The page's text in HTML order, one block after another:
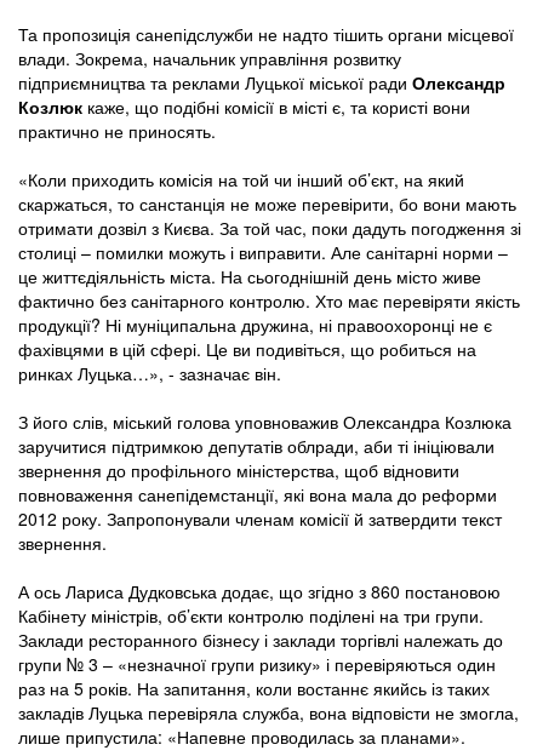
Та пропозиція санепідслужби не надто тішить органи місцевої
влади. Зокрема, начальник управління розвитку
підприємництва та реклами Луцької міської ради Олександр
Козлюк каже, що подібні комісії в місті є, та користі вони
практично не приносять.
«Коли приходить комісія на той чи інший об’єкт, на який
скаржаться, то санстанція не може перевірити, бо вони мають
отримати дозвіл з Києва. За той час, поки дадуть погодження зі
столиці – помилки можуть і виправити. Але санітарні норми –
це життєдіяльність міста. На сьогоднішній день місто живе
фактично без санітарного контролю. Хто має перевіряти якість
продукції? Ні муніципальна дружина, ні правоохоронці не є
фахівцями в цій сфері. Це ви подивіться, що робиться на
ринках Луцька…», - зазначає він.
З його слів, міський голова уповноважив Олександра Козлюка
заручитися підтримкою депутатів облради, аби ті ініціювали
звернення до профільного міністерства, щоб відновити
повноваження санепідемстанції, які вона мала до реформи
2012 року. Запропонували членам комісії й затвердити текст
звернення.
А ось Лариса Дудковська додає, що згідно з 860 постановою
Кабінету міністрів, об’єкти контролю поділені на три групи.
Заклади ресторанного бізнесу і заклади торгівлі належать до
групи № 3 – «незначної групи ризику» і перевіряються один
раз на 5 років. На запитання, коли востаннє якийсь із таких
закладів Луцька перевіряла служба, вона відповісти не змогла,
лише припустила: «Напевне проводилась за планами».